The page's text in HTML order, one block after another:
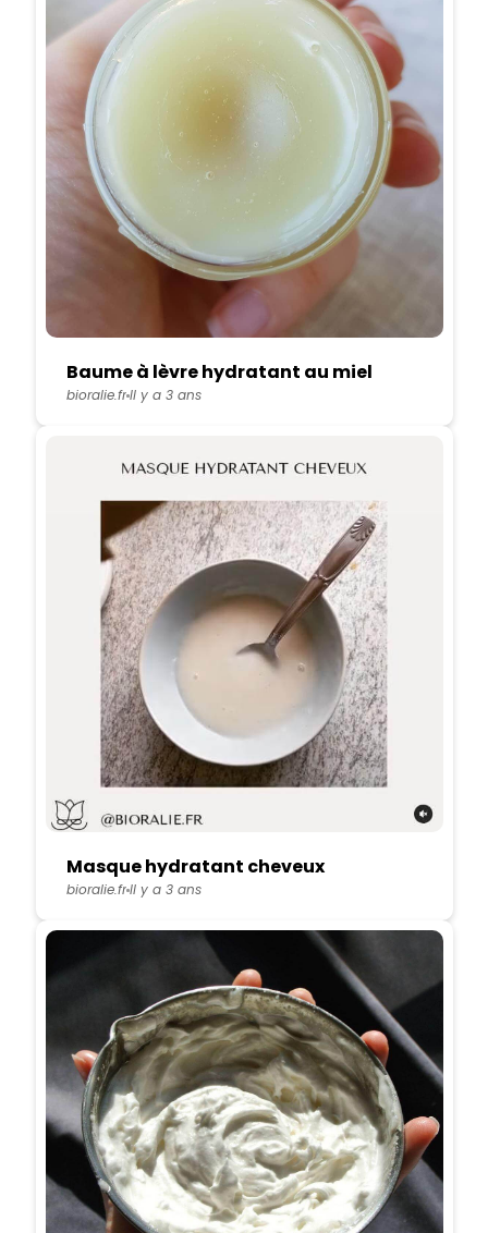
Baume à lèvre hydratant au miel
bioralie.frIl y a 3 ans
Masque hydratant cheveux
bioralie.frIl y a 3 ans